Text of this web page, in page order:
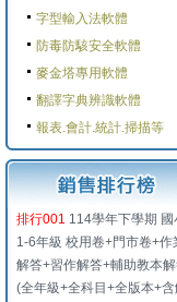
字型輸入法軟體
防毒防駭安全軟體
麥金塔專用軟體
翻譯字典辨識軟體
報表.會計.統計.掃描等
排行001 114學年下學期 國
1-6年級 校用卷+門市卷+作
解答+習作解答+輔助教本
(全年級+全科目+全版本+